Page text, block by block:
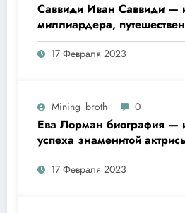
Саввиди Иван Саввиди —
миллиардера,
футбольного президента
удивительная биография
17 Февраля 2023
Mining_broth 0
Ева Лорман биография —
успеха знаменитой
17 Февраля 2023